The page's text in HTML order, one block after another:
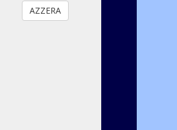
AZZERA